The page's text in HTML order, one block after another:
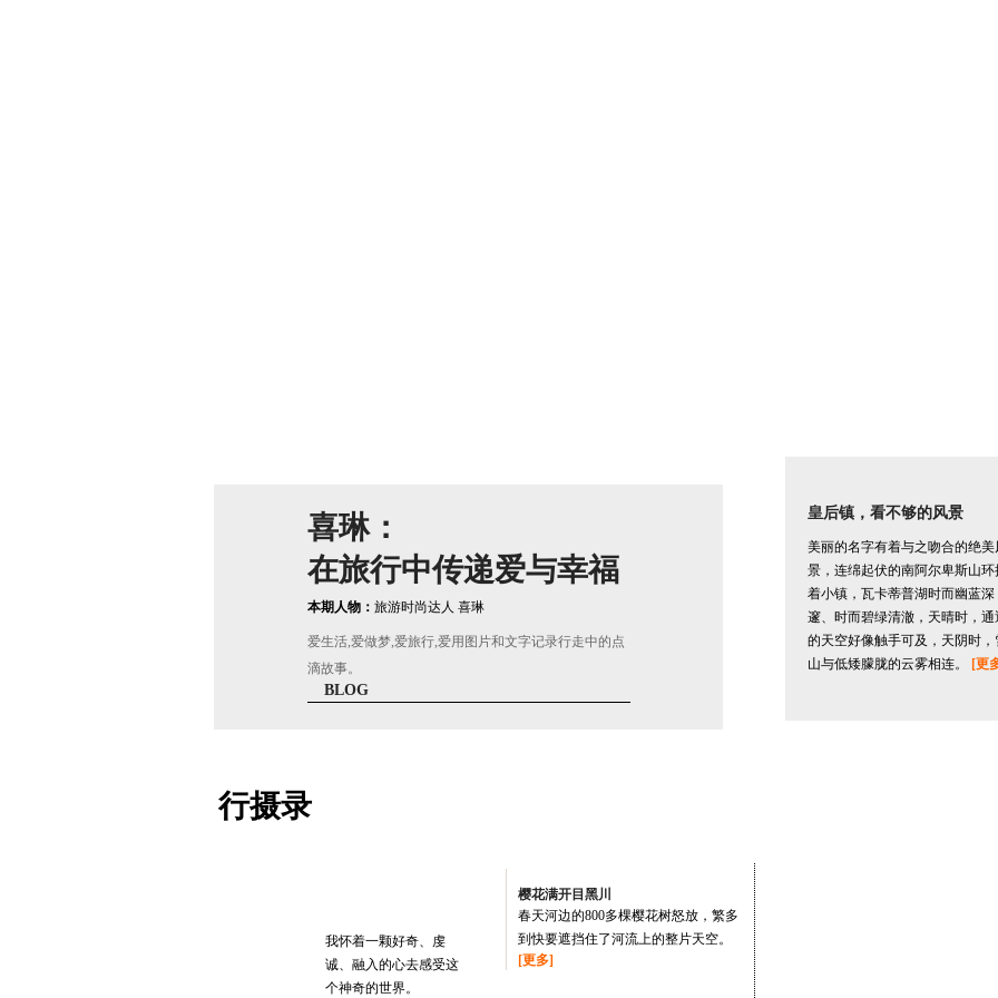
喜琳：
在旅行中传递爱与幸福
本期人物： 旅游时尚达人 喜琳
爱生活,爱做梦,爱旅行,爱用图片和文字记录行走中的点
滴故事。
BLOG
行摄录
我怀着一颗好奇、虔
诚、融入的心去感受这
个神奇的世界。
樱花满开目黑川
春天河边的800多棵樱花树怒放，繁多
到快要遮挡住了河流上的整片天空。
[更多]
皇后镇，看不够的风景
美丽的名字有着与之吻合的绝美
景，连绵起伏的南阿尔卑斯山环
着小镇，瓦卡蒂普湖时而幽蓝深
邃、时而碧绿清澈，天晴时，通
的天空好像触手可及，天阴时，
山与低矮朦胧的云雾相连。
[更